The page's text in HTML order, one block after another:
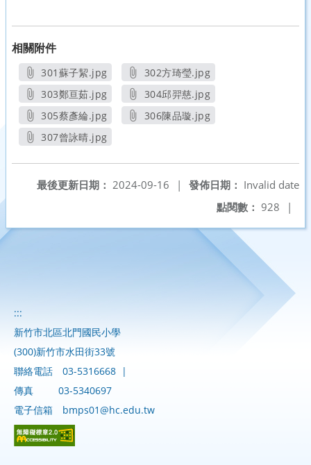
相關附件
301蘇子絜.jpg
另開新視窗
302方琦瑩.jpg
另開新視窗
303鄭亘茹.jpg
另開新視窗
304邱羿慈.jpg
另開新視窗
305蔡彥綸.jpg
另開新視窗
306陳品璇.jpg
307曾詠晴.jpg
發佈日期： Invalid date
最後更新日期： 2024-09-16
|
點閱數： 928 |
:::
新竹市北區北門國民小學
(300)新竹市水田街33號
聯絡電話
03-5316668 |
傳真
03-5340697
電子信箱
bmps01@hc.edu.tw